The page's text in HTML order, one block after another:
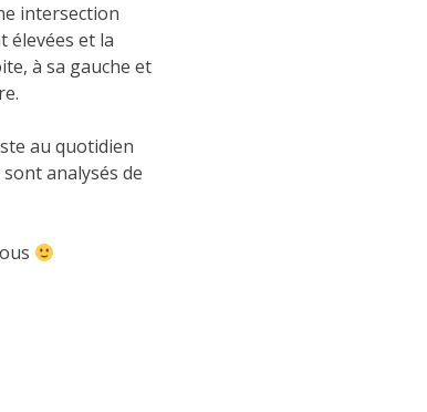
intersection
élevées et la
à sa gauche et
au quotidien
analysés de